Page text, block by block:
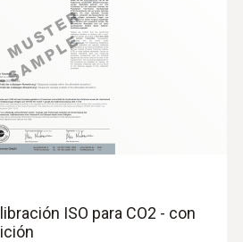
ISO para CO2 - con